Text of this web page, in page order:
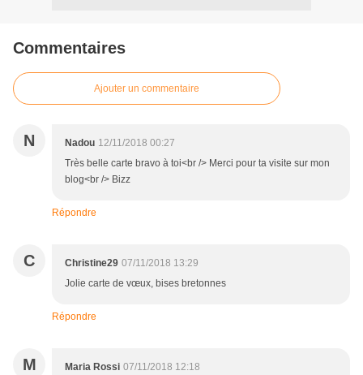
Commentaires
Ajouter un commentaire
N Nadou 12/11/2018 00:27
Très belle carte bravo à toi<br /> Merci pour ta visite sur mon
blog<br /> Bizz
Répondre
C Christine29 07/11/2018 13:29
Jolie carte de vœux, bises bretonnes
Répondre
M Maria Rossi 07/11/2018 12:18